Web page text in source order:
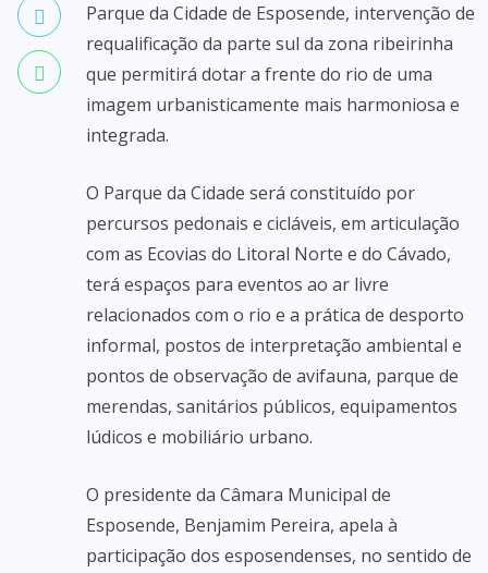
Parque da Cidade de Esposende, intervenção de
requalificação da parte sul da zona ribeirinha
que permitirá dotar a frente do rio de uma
imagem urbanisticamente mais harmoniosa e
integrada.
O Parque da Cidade será constituído por
percursos pedonais e cicláveis, em articulação
com as Ecovias do Litoral Norte e do Cávado,
terá espaços para eventos ao ar livre
relacionados com o rio e a prática de desporto
informal, postos de interpretação ambiental e
pontos de observação de avifauna, parque de
merendas, sanitários públicos, equipamentos
lúdicos e mobiliário urbano.
O presidente da Câmara Municipal de
Esposende, Benjamim Pereira, apela à
participação dos esposendenses, no sentido de